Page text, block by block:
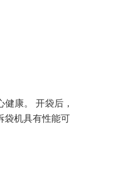
康。 开袋后，
袋机具有性能可